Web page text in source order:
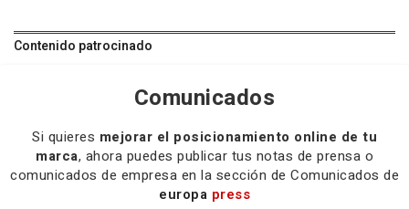
Contenido patrocinado
Comunicados
Si quieres mejorar el posicionamiento online de tu
marca, ahora puedes publicar tus notas de prensa o
comunicados de empresa en la sección de Comunicados de
europa press